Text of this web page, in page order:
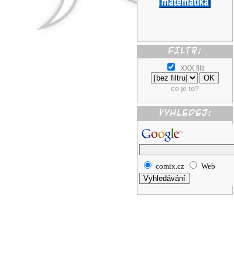
XXX filtr
co je to?
comix.cz Web